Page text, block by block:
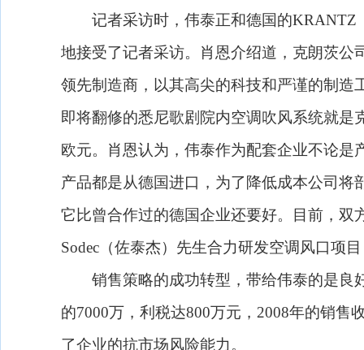
记者采访时，伟泰正和德国的KRANTZ
地接受了记者采访。肖恩介绍道，克朗茨
领先制造商，以其高尖的科技和严谨的制
即将翻修的悉尼歌剧院内空调吹风系统就
欧元。肖恩认为，伟泰作为配套企业不论
产品都是从德国进口，为了降低成本公司
它比曾合作过的德国企业还要好。目前，
Sodec （佐泰杰）先生合力研发空调风口项
销售策略的成功转型，带给伟泰的是良
的7000万，利税达800万元， 2008年的销售
了企业的抗市场风险能力。